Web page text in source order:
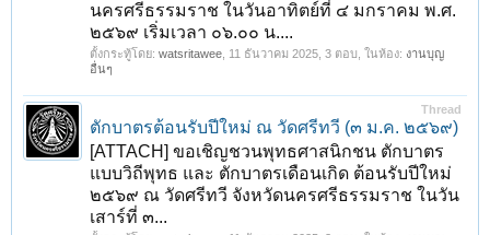
นครศรีธรรมราช ในวันอาทิตย์ที่ ๔ มกราคม พ.ศ.
๒๕๖๙ เริ่มเวลา ๐๖.๐๐ น....
ตั้งกระทู้โดย: watsritawee 11 ธันวาคม 2025 , 3 ตอบ, ในห้อง: งานบุญ
อื่นๆ
Thread
ตักบาตรต้อนรับปีใหม่ ณ วัดศรีทวี (๓ ม.ค. ๒๕๖๙)
[ATTACH] ขอเชิญชวนพุทธศาสนิกชน ตักบาตร
แบบวิถีพุทธ และ ตักบาตรเดือนเกิด ต้อนรับปีใหม่
๒๕๖๙ ณ วัดศรีทวี จังหวัดนครศรีธรรมราช ในวัน
เสาร์ที่ ๓...